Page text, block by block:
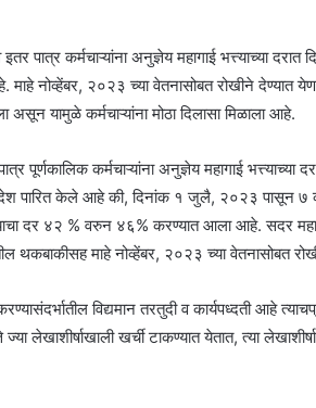
पात्र कर्मचाऱ्यांना अनुज्ञेय महागाई भत्त्याच्या
नोव्हेंबर, २०२३ च्या वेतनासोबत रोखीने देण्यात
यामुळे कर्मचाऱ्यांना मोठा दिलासा मिळाला आहे.
पूर्णकालिक कर्मचाऱ्यांना अनुज्ञेय महागाई भत्त्याच्या
पारित केले आहे की, दिनांक १ जुलै, २०२३ पासून ७
दर ४२ % वरुन ४६% करण्यात आला आहे. सदर
थकबाकीसह माहे नोव्हेंबर, २०२३ च्या वेतनासोबत
विद्यमान तरतुदी व कार्यपध्दती आहे
लेखाशीर्षाखाली खर्ची टाकण्यात येतात, त्या